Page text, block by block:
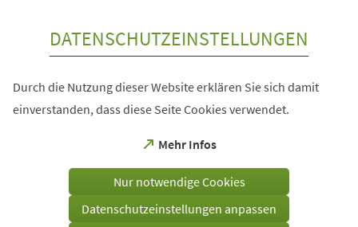
DATENSCHUTZEINSTELLUNGEN
Durch die Nutzung dieser Website erklären Sie sich damit
einverstanden, dass diese Seite Cookies verwendet.
Mehr Infos
(Öffnet
einem
Tab)
Nur notwendige Cookies
Datenschutzeinstellungen anpassen